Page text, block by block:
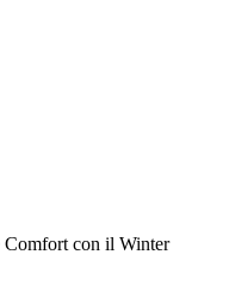
Comfort con il Winter